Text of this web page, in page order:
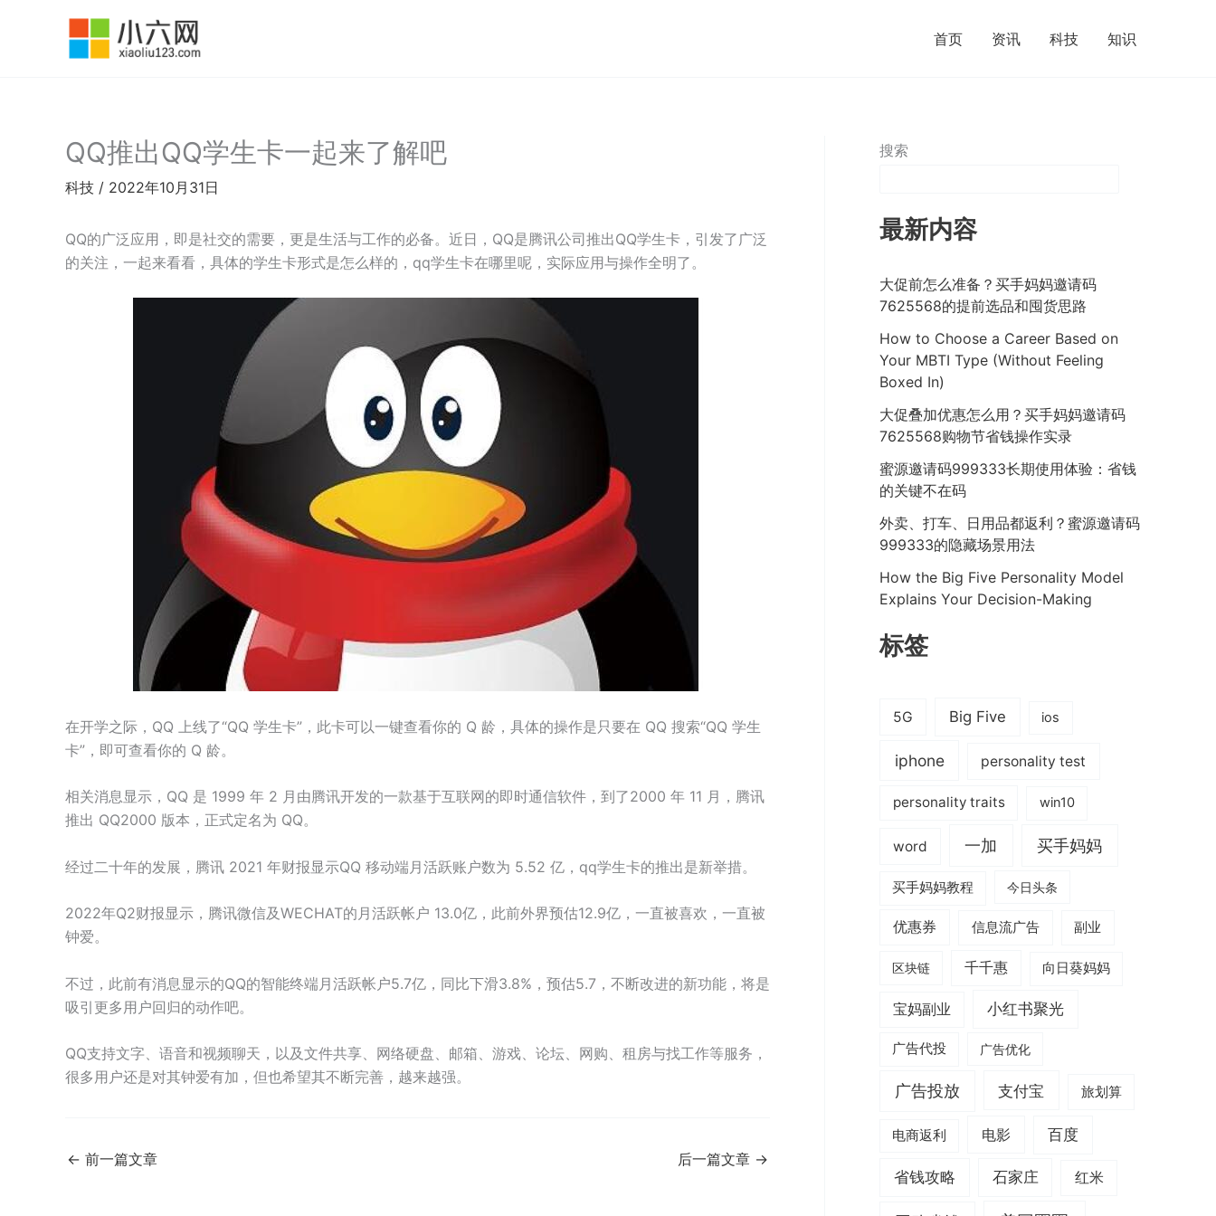
首页 资讯 科技 知识
QQ推出QQ学生卡一起来了解吧
科技 / 2022年10月31日
QQ的广泛应用，即是社交的需要，更是生活与工作的必备。近日，QQ是腾讯公司推出QQ学生卡，引发了广泛
的关注，一起来看看，具体的学生卡形式是怎么样的，qq学生卡在哪里呢，实际应用与操作全明了。
在开学之际，QQ 上线了“QQ 学生卡”，此卡可以一键查看你的 Q 龄，具体的操作是只要在 QQ 搜索“QQ 学生
卡”，即可查看你的 Q 龄。
相关消息显示，QQ 是 1999 年 2 月由腾讯开发的一款基于互联网的即时通信软件，到了2000 年 11 月，腾讯
推出 QQ2000 版本，正式定名为 QQ。
经过二十年的发展，腾讯 2021 年财报显示QQ 移动端月活跃账户数为 5.52 亿，qq学生卡的推出是新举措。
2022年Q2财报显示，腾讯微信及WECHAT的月活跃帐户 13.0亿，此前外界预估12.9亿，一直被喜欢，一直被
钟爱。
不过，此前有消息显示的QQ的智能终端月活跃帐户5.7亿，同比下滑3.8%，预估5.7，不断改进的新功能，将是
吸引更多用户回归的动作吧。
QQ支持文字、语音和视频聊天，以及文件共享、网络硬盘、邮箱、游戏、论坛、网购、租房与找工作等服务，
很多用户还是对其钟爱有加，但也希望其不断完善，越来越强。
← 前一篇文章 后一篇文章 →
搜索
最新内容
大促前怎么准备？买手妈妈邀请码
7625568的提前选品和囤货思路
How to Choose a Career Based on
Your MBTI Type (Without Feeling
Boxed In)
大促叠加优惠怎么用？买手妈妈邀请码
7625568购物节省钱操作实录
蜜源邀请码999333长期使用体验：省钱
的关键不在码
外卖、打车、日用品都返利？蜜源邀请码
999333的隐藏场景用法
How the Big Five Personality Model
Explains Your Decision-Making
标签
5G Big Five ios
iphone personality test
personality traits win10
word 一加 买手妈妈
买手妈妈教程 今日头条
优惠券 信息流广告 副业
区块链 千千惠 向日葵妈妈
宝妈副业 小红书聚光
广告代投 广告优化
广告投放 支付宝 旅划算
电商返利 电影 百度
省钱攻略 石家庄 红米